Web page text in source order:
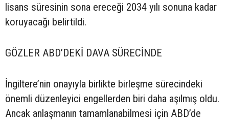
lisans süresinin sona ereceği 2034 yılı sonuna kadar
koruyacağı belirtildi.
GÖZLER ABD’DEKİ DAVA SÜRECİNDE
İngiltere’nin onayıyla birlikte birleşme sürecindeki
önemli düzenleyici engellerden biri daha aşılmış oldu.
Ancak anlaşmanın tamamlanabilmesi için ABD’de